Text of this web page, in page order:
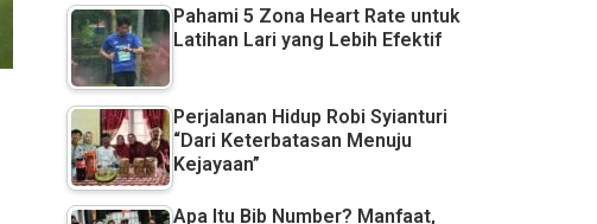
Pahami 5 Zona Heart Rate untuk
Latihan Lari yang Lebih Efektif
Perjalanan Hidup Robi Syianturi
“Dari Keterbatasan Menuju
Kejayaan”
Apa Itu Bib Number? Manfaat,